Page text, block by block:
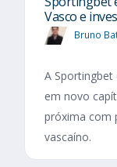
Vasco e
Bruno
A
em novo
próxima com
vascaíno.